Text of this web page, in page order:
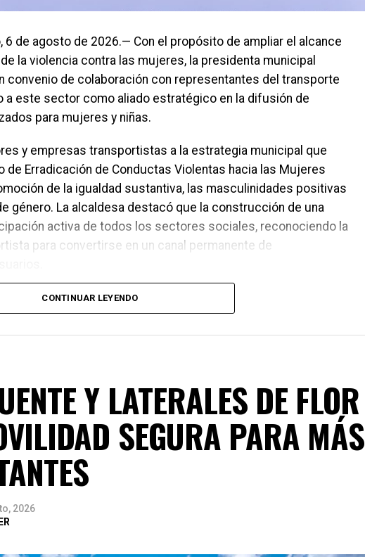
6 de agosto de 2026.— Con el propósito de ampliar el alcance
la violencia contra las mujeres, la presidenta municipal
convenio de colaboración con representantes del transporte
a este sector como aliado estratégico en la difusión de
para mujeres y niñas.
y empresas transportistas a la estrategia municipal que
de Erradicación de Conductas Violentas hacia las Mujeres
de la igualdad sustantiva, las masculinidades positivas
género. La alcaldesa destacó que la construcción de una
activa de todos los sectores sociales, reconociendo la
para convertirse en un canal permanente de
CONTINUAR LEYENDO
Y LATERALES DE FLOR
SEGURA PARA MÁS
2026